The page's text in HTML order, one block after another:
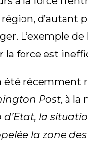
d’autant
L’exemple
la force est
récemment
Post, à la
la
la zone